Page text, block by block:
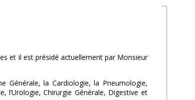
et il est présidé actuellement par Monsieur
Générale, la Cardiologie, la Pneumologie,
l’Urologie, Chirurgie Générale, Digestive et